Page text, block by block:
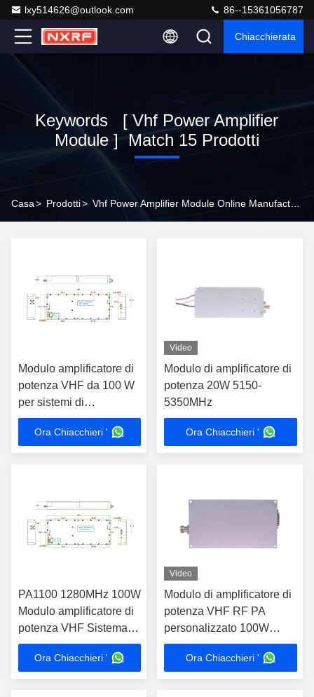
lxy514626@outlook.com 86--15361056787
Chiacchierata
Keywords [ Vhf Power Amplifier
Module ] Match 15 Prodotti
Casa> Prodotti>
Modulo amplificatore di
potenza VHF da 100 W
per sistemi di
interferenza RF e anti-
droneOra Chiacchieri '
Video
Modulo di amplificatore di
potenza 20W 5150-
5350MHz
Ora Chiacchieri '
PA1100 1280MHz 100W
Modulo amplificatore di
potenza VHF Sistema di
interferenza RF
Ora Chiacchieri '
Video
Modulo di amplificatore di
potenza VHF RF PA
personalizzato 100W
1340-1450MHz
Ora Chiacchieri '